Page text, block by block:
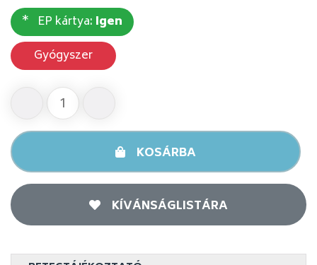
EP kártya: Igen
Gyógyszer
KOSÁRBA
KÍVÁNSÁGLISTÁRA